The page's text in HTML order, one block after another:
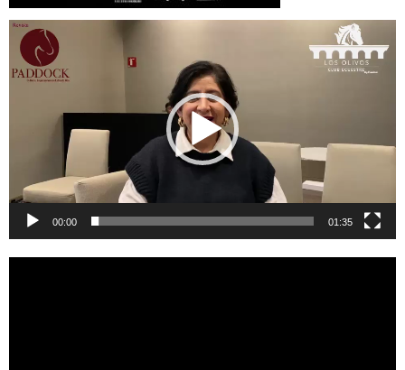
Reproductor
de
vídeo
00:00 01:35